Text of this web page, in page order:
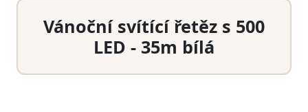
Vánoční svítící řetěz s 500
LED - 35m bílá